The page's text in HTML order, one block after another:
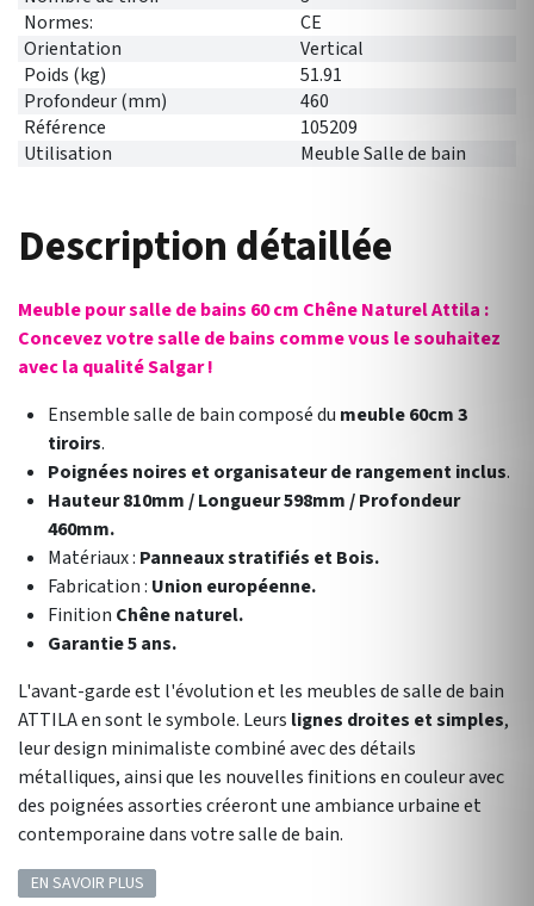
Normes:
CE
Orientation
Vertical
Poids (kg)
51.91
Profondeur (mm)
460
Référence
105209
Utilisation
Meuble Salle de bain
Description détaillée
Meuble pour salle de bains 60 cm Chêne Naturel Attila :
Concevez votre salle de bains comme vous le souhaitez
avec la qualité Salgar !
Ensemble salle de bain composé du meuble 60cm 3
tiroirs.
Poignées noires et organisateur de rangement inclus.
Hauteur 810mm / Longueur 598mm / Profondeur
460mm.
Matériaux : Panneaux stratifiés et Bois.
Fabrication : Union européenne.
Finition Chêne naturel.
Garantie 5 ans.
L'avant-garde est l'évolution et les meubles de salle de bain
ATTILA en sont le symbole. Leurs lignes droites et simples,
leur design minimaliste combiné avec des détails
métalliques, ainsi que les nouvelles finitions en couleur avec
des poignées assorties créeront une ambiance urbaine et
contemporaine dans votre salle de bain.
EN SAVOIR PLUS